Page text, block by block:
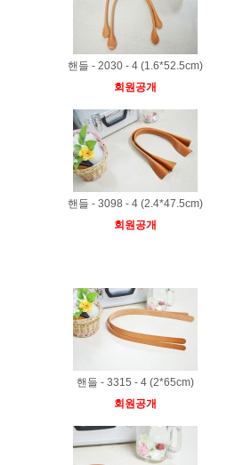
핸들 - 2030 - 4 (1.6*52.5cm)
회원공개
핸들 - 3098 - 4 (2.4*47.5cm)
회원공개
핸들 - 3315 - 4 (2*65cm)
회원공개